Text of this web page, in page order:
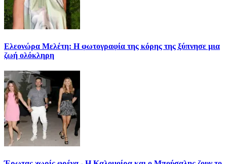
Ελεονώρα Μελέτη: Η φωτογραφία της κόρης της ξύπνησε μια
ζωή ολόκληρη